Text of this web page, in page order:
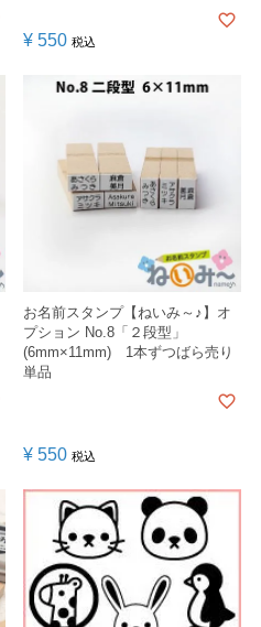
¥ 550 税込
お名前スタンプ【ねいみ～♪】オ
プション No.8「２段型」
(6mm×11mm) 1本ずつばら売り
単品
¥ 550 税込